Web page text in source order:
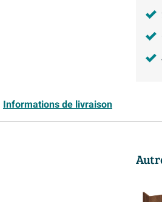
Informations de livraison